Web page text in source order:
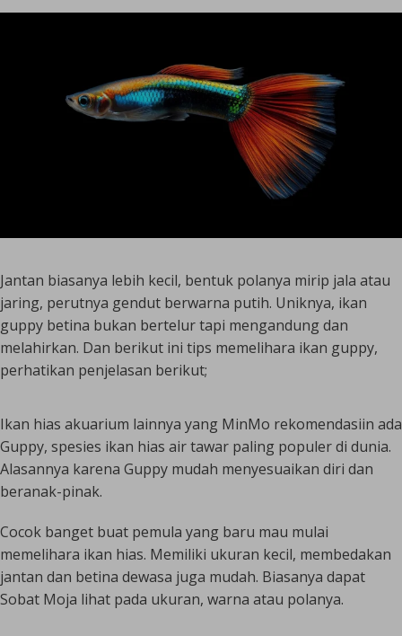
Jantan biasanya lebih kecil, bentuk polanya mirip jala atau
jaring, perutnya gendut berwarna putih. Uniknya, ikan
guppy betina bukan bertelur tapi mengandung dan
melahirkan. Dan berikut ini tips memelihara ikan guppy,
perhatikan penjelasan berikut;
Ikan hias akuarium lainnya yang MinMo rekomendasiin ada
Guppy, spesies ikan hias air tawar paling populer di dunia.
Alasannya karena Guppy mudah menyesuaikan diri dan
beranak-pinak.
Cocok banget buat pemula yang baru mau mulai
memelihara ikan hias. Memiliki ukuran kecil, membedakan
jantan dan betina dewasa juga mudah. Biasanya dapat
Sobat Moja lihat pada ukuran, warna atau polanya.